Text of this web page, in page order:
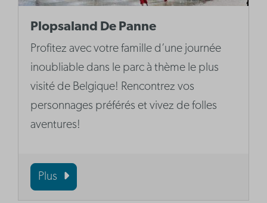
Plopsaland De Panne
Profitez avec votre famille d’une journée
inoubliable dans le parc à thème le plus
visité de Belgique! Rencontrez vos
personnages préférés et vivez de folles
aventures!
Plus